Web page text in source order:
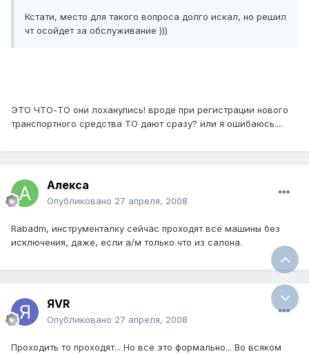
Кстати, место для такого вопроса долго искал, но решил
чт осойдет за обслуживание )))
ЭТО ЧТО-ТО они лоханулись! вроде при регистрации нового
транспортного средства ТО дают сразу? или я ошибаюсь....
Алекса
Опубликовано 27 апреля, 2008
Rabadm, инструменталку сейчас проходят все машины без
исключения, даже, если а/м только что из салона.
ЯVR
Опубликовано 27 апреля, 2008
Проходить то проходят... Но все это формально... Во всяком